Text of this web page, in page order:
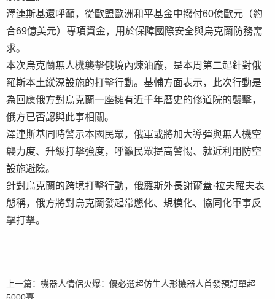
澤連斯基還呼籲，從歐盟歐洲和平基金中撥付60億歐元（約
合69億美元）專項資金，用於保障國際安全與烏克蘭防務需
求。
本次烏克蘭無人機襲擊俄境內煉油廠，是本周第二起針對俄
羅斯本土縱深設施的打擊行動。基輔方面表示，此次行動是
為回應俄方對烏克蘭一座擁有近千年曆史的修道院的襲擊，
俄方已否認與此事相關。
澤連斯基同時警示本國民眾，俄軍或將加大導彈與無人機空
襲力度、升級打擊強度，呼籲民眾提高警惕、就近利用防空
設施避險。
針對烏克蘭的跨境打擊行動，俄羅斯外長謝爾蓋·拉夫羅夫表
態稱，俄方將對烏克蘭發起常態化、規模化、協同化軍事反
擊打擊。
上一篇： 機器人情侶火爆：優必選超仿生人形機器人首發預訂單超
5000臺